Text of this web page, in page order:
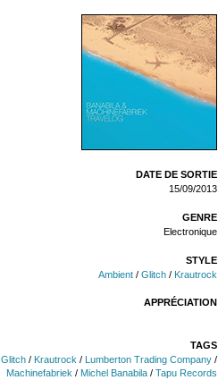
DATE DE SORTIE
15/09/2013
GENRE
Electronique
STYLE
Ambient / Glitch / Krautrock
APPRÉCIATION
TAGS
Glitch / Krautrock / Lumberton Trading Company /
Machinefabriek / Michel Banabila / Tapu Records